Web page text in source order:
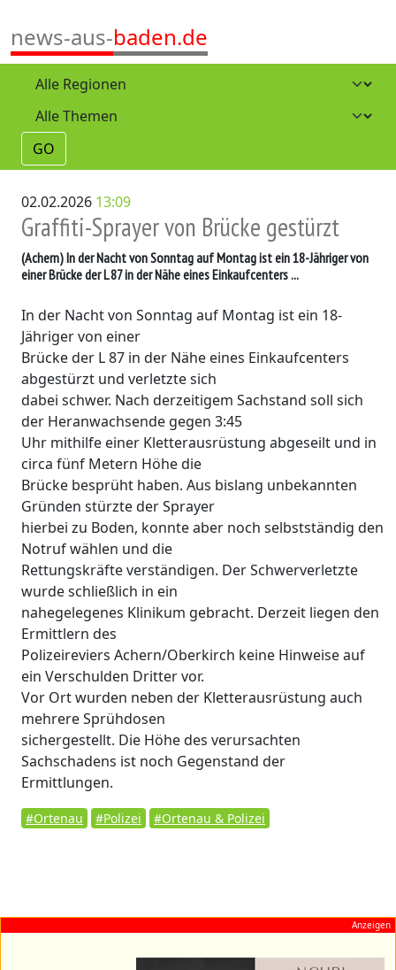
news-aus-baden.de
GO
02.02.2026 13:09
Graffiti-Sprayer von Brücke gestürzt
(Achern)In der Nacht von Sonntag auf Montag ist ein 18-Jähriger von
einer Brücke der L 87 in der Nähe eines Einkaufcenters ...
In der Nacht von Sonntag auf Montag ist ein 18-
Jähriger von einer
Brücke der L 87 in der Nähe eines Einkaufcenters
abgestürzt und verletzte sich
dabei schwer. Nach derzeitigem Sachstand soll sich
der Heranwachsende gegen 3:45
Uhr mithilfe einer Kletterausrüstung abgeseilt und in
circa fünf Metern Höhe die
Brücke besprüht haben. Aus bislang unbekannten
Gründen stürzte der Sprayer
hierbei zu Boden, konnte aber noch selbstständig den
Notruf wählen und die
Rettungskräfte verständigen. Der Schwerverletzte
wurde schließlich in ein
nahegelegenes Klinikum gebracht. Derzeit liegen den
Ermittlern des
Polizeireviers Achern/Oberkirch keine Hinweise auf
ein Verschulden Dritter vor.
Vor Ort wurden neben der Kletterausrüstung auch
mehrere Sprühdosen
sichergestellt. Die Höhe des verursachten
Sachschadens ist noch Gegenstand der
Ermittlungen.
#Ortenau #Polizei #Ortenau & Polizei
Anzeigen